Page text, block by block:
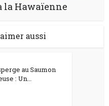
la Hawaïenne
aussi
au Saumon
: Un...